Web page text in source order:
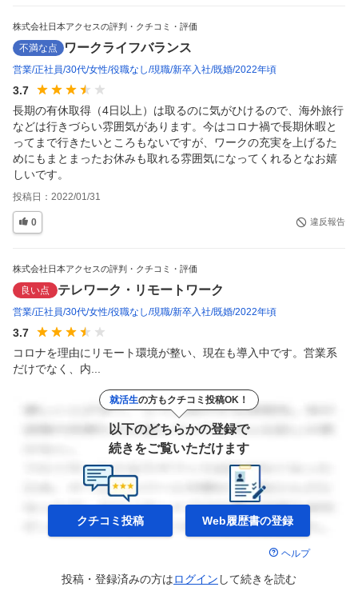
株式会社日本アクセスの評判・クチコミ・評価
不満な点 ワークライフバランス
営業 正社員 30代 女性 役職なし 現職 新卒入社 既婚 2022年頃
3.7
長期の有休取得（4日以上）は取るのに気がひけるので、海外旅行
などは行きづらい雰囲気があります。今はコロナ禍で長期休暇と
ってまで行きたいところもないですが、ワークの充実を上げるた
めにもまとまったお休みも取れる雰囲気になってくれるとなお嬉
しいです。
投稿日： 2022/01/31
0 違反報告
株式会社日本アクセスの評判・クチコミ・評価
良い点 テレワーク・リモートワーク
営業 正社員 30代 女性 役職なし 現職 新卒入社 既婚 2022年頃
3.7
コロナを理由にリモート環境が整い、現在も導入中です。営業系
だけでなく、内...
就活生の方もクチコミ投稿OK！
以下のどちらかの登録で
続きをご覧いただけます
クチコミ投稿 Web履歴書の登録
ヘルプ
投稿・登録済みの方はログイン して続きを読む